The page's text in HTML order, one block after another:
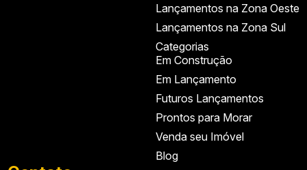
Lançamentos na Zona Oeste
Lançamentos na Zona Sul
Categorias
Em Construção
Em Lançamento
Futuros Lançamentos
Prontos para Morar
Venda seu Imóvel
Blog